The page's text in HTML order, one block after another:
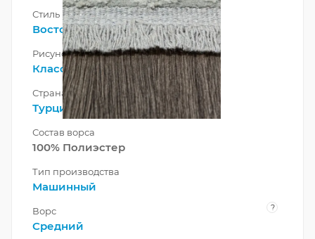
Стиль
Восточный
Рисунок
Классический
Страна
Турция
Состав ворса
100% Полиэстер
Тип производства
Машинный
Ворс ?
Средний